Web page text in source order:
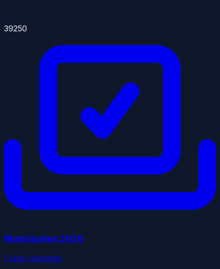
39250
Municipales 2026
1 liste candidate